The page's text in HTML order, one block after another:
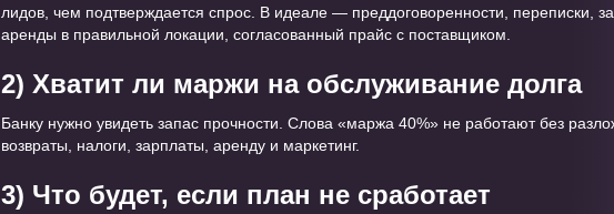
лидов, чем подтверждается спрос. В идеале — преддоговоренности, переписки,
аренды в правильной локации, согласованный прайс с поставщиком.
2) Хватит ли маржи на обслуживание долга
Банку нужно увидеть запас прочности. Слова «маржа 40%» не работают без
возвраты, налоги, зарплаты, аренду и маркетинг.
3) Что будет, если план не сработает